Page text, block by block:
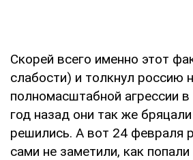
Скорей всего именно этот
слабости) и толкнул россию
полномасштабной агрессии
год назад они так же
решились. А вот 24 февраля
сами не заметили, как